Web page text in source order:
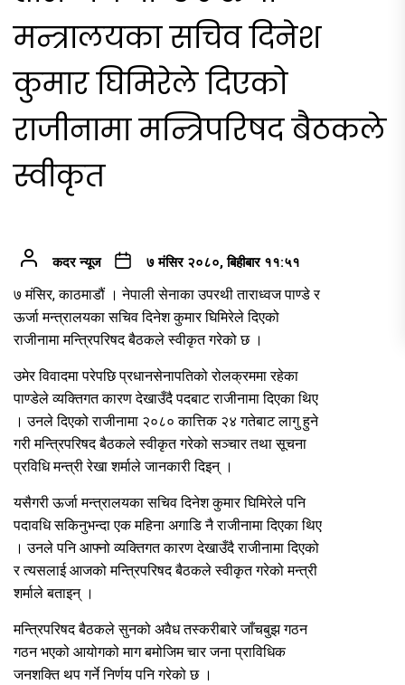
मन्त्रालयका सचिव दिनेश
कुमार घिमिरेले दिएको
राजीनामा मन्त्रिपरिषद बैठकले
स्वीकृत
कदर न्यूज ७ मंसिर २०८०, बिहीबार ११:५१
७ मंसिर, काठमाडौं । नेपाली सेनाका उपरथी ताराध्वज पाण्डे र
ऊर्जा मन्त्रालयका सचिव दिनेश कुमार घिमिरेले दिएको
राजीनामा मन्त्रिपरिषद बैठकले स्वीकृत गरेको छ ।
उमेर विवादमा परेपछि प्रधानसेनापतिको रोलक्रममा रहेका
पाण्डेले व्यक्तिगत कारण देखाउँदै पदबाट राजीनामा दिएका थिए
। उनले दिएको राजीनामा २०८० कात्तिक २४ गतेबाट लागु हुने
गरी मन्त्रिपरिषद बैठकले स्वीकृत गरेको सञ्चार तथा सूचना
प्रविधि मन्त्री रेखा शर्माले जानकारी दिइन् ।
यसैगरी ऊर्जा मन्त्रालयका सचिव दिनेश कुमार घिमिरेले पनि
पदावधि सकिनुभन्दा एक महिना अगाडि नै राजीनामा दिएका थिए
। उनले पनि आफ्नो व्यक्तिगत कारण देखाउँदै राजीनामा दिएको
र त्यसलाई आजको मन्त्रिपरिषद बैठकले स्वीकृत गरेको मन्त्री
शर्माले बताइन् ।
मन्त्रिपरिषद बैठकले सुनको अवैध तस्करीबारे जाँचबुझ गठन
गठन भएको आयोगको माग बमोजिम चार जना प्राविधिक
जनशक्ति थप गर्ने निर्णय पनि गरेको छ ।